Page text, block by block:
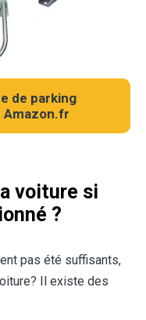
de parking
Amazon.fr
voiture si
?
pas été suffisants,
Il existe des